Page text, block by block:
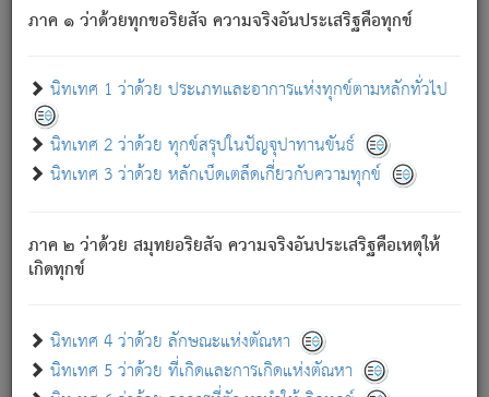
ภาค ๑ ว่าด้วยทุกขอริยสัจ ความจริงอันประเสริฐคือทุกข์
นิทเทศ 1 ว่าด้วย ประเภทและอาการแห่งทุกข์ตามหลักทั่วไป
นิทเทศ 2 ว่าด้วย ทุกข์สรุปในปัญจุปาทานขันธ์
นิทเทศ 3 ว่าด้วย หลักเบ็ดเตล็ดเกี่ยวกับความทุกข์
ภาค ๒ ว่าด้วย สมุทยอริยสัจ ความจริงอันประเสริฐคือเหตุให้
เกิดทุกข์
นิทเทศ 4 ว่าด้วย ลักษณะแห่งตัณหา
นิทเทศ 5 ว่าด้วย ที่เกิดและการเกิดแห่งตัณหา
ภพ ว่ามีได้เพราะวิภพ[2]: เรากล่าวว่า สมณะหรือพราหมณ์ทั้ง
ปวงนั้น ก็ยังสลัดภพออกไปไม่ได้.
ก็ทุกข์นี้มีขึ้น เพราะอาศัยซึ่งอุปธิทั้งปวง.
เพราะความสิ้นไปแห่งอุปาทานทั้งปวง ความเกิดขึ้นแห่ง
ทุกข์จึงไม่มี.
ท่านจงดูโลกนี้เถิด (จะเห็นว่า) สัตว์ทั้งหลายอันอวิชาหนา
แน่นบังหนาแล้ว; และว่า สัตว์ผู้ยินดีในภพอันเป็นแล้วนั้น ย่อม
อันเป็นไปในที่หรือเวลาทั้งปวง[3]เพื่อความมีแห่งประโยชน์โดย
ประการทั้งปวง; ภพทั้งหลายทั้งหมดนั้น ไม่เที่ยง เป็นทุกข์ มี
ความแปรปรวนเป็นธรรมดา.
อย่างนี้อยู่; เขาย่อมละภวตัณหาได้ และไม่เพลิดเพลินวิภวตัณหา
ด้วย.